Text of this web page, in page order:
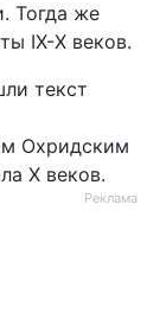
Тогда же
IX-Х веков.
текст
Охридским
X веков.
Реклама